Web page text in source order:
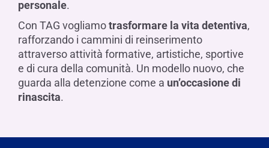
personale.
Con TAG vogliamotrasformare la vita detentiva,
rafforzando i cammini di reinserimento
attraverso attività formative, artistiche, sportive
e di cura della comunità. Un modello nuovo, che
guarda alla detenzione come a un’occasione di
rinascita.